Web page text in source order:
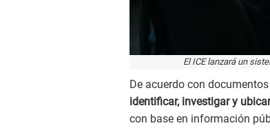
El ICE lanzará un
De acuerdo con
identificar, investigar y
con base en información